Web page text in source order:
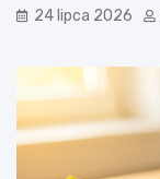
24 lipca 2026